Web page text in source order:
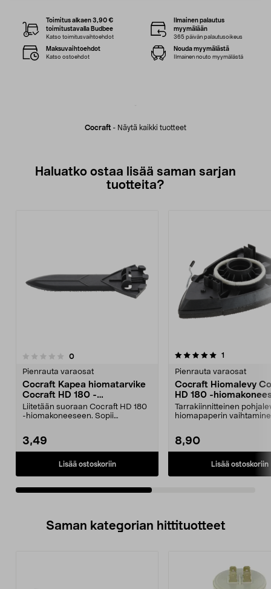
Cocraft - Näytä kaikki tuotteet
Toimitus alkaen 3,90 €
toimitustavalla Budbee
Katso toimitusvaihtoehdot
Ilmainen palautus
myymälään
365 päivän palautusoikeus
Maksuvaihtoehdot
Katso ostoehdot
Nouda myymälästä
Ilmainen nouto myymälästä
Haluatko ostaa lisää saman sarjan
tuotteita?
0arvostelut
Pienrauta varaosat
Cocraft Kapea hiomatarvike
Cocraft HD 180 -
hiomakoneeseen
Liitetään suoraan Cocraft HD 180
-hiomakoneeseen. Sopii
3,49
Lisää ostoskoriin
5.0viidestä
1
Pienrauta varaosat
Cocraft Hiomalevy
HD 180 -
Tarrakiinnitteinen
hiomapaperin
8,90
Lisää ostoskoriin
0.0 viidestä
Saman kategorian hittituotteet